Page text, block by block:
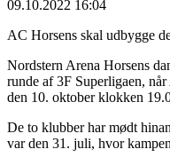
09.10.2022 16:04
AC Horsens skal udbygge
Nordstern Arena Horsens
runde af 3F Superligaen,
den 10. oktober klokken
De to klubber har mødt
var den 31. juli, hvor